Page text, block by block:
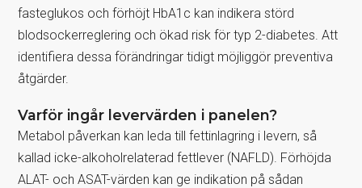
fasteglukos och förhöjt HbA1c kan indikera störd
blodsockerreglering och ökad risk för typ 2-diabetes. Att
identifiera dessa förändringar tidigt möjliggör preventiva
åtgärder.
Varför ingår levervärden i panelen?
Metabol påverkan kan leda till fettinlagring i levern, så
kallad icke-alkoholrelaterad fettlever (NAFLD). Förhöjda
ALAT- och ASAT-värden kan ge indikation på sådan